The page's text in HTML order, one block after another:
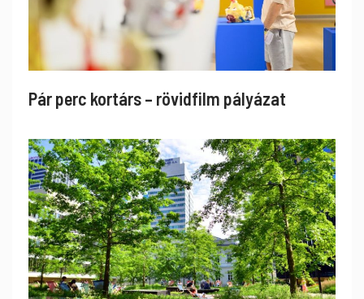
Pár perc kortárs – rövidfilm pályázat